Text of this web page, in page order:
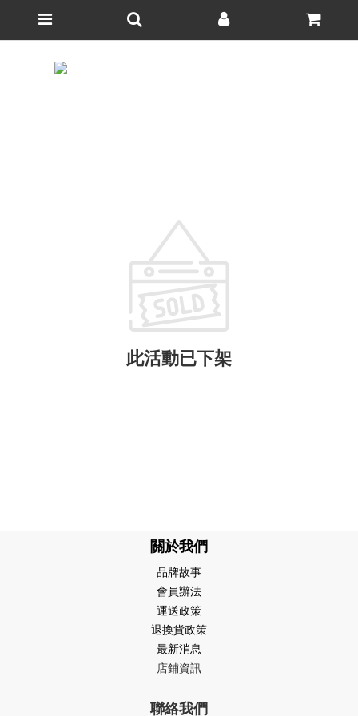
此活動已下架
關於我們
品牌故事
會員辦法
運送政策
退換貨政策
最新消息
店鋪資訊
聯絡我們